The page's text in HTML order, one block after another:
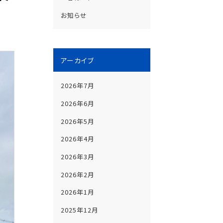
お知らせ
アーカイブ
2026年7月
2026年6月
2026年5月
2026年4月
2026年3月
2026年2月
2026年1月
2025年12月